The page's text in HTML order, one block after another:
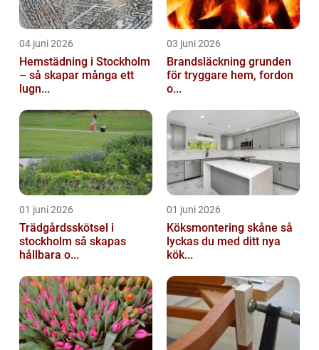
04 juni 2026
Hemstädning i Stockholm
– så skapar många ett
lugn...
03 juni 2026
Brandsläckning grunden
för tryggare hem, fordon
o...
01 juni 2026
Trädgårdsskötsel i
stockholm så skapas
hållbara o...
01 juni 2026
Köksmontering skåne så
lyckas du med ditt nya
kök...